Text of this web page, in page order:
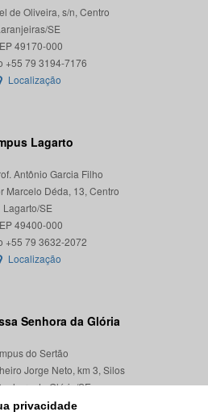
privacidade
de Oliveira, s/n, Centro
SE
49170-000
Localização
Lagarto
Antônio Garcia Filho
Marcelo Déda, 13, Centro
Lagarto/SE
49400-000
Localização
Senhora da Glória
do Sertão
Jorge Neto, km 3, Silos
da Glória/SE
49680-000